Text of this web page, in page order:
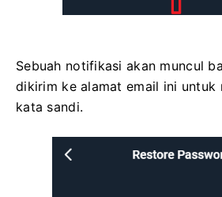
Sebuah notifikasi akan muncul
dikirim ke alamat email ini untuk
kata sandi.